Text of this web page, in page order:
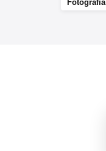
Fotografia